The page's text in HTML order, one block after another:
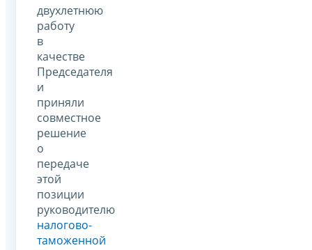
двухлетнюю
работу
в
качестве
Председателя
и
приняли
совместное
решение
о
передаче
этой
позиции
руководителю
налогово-
таможенной